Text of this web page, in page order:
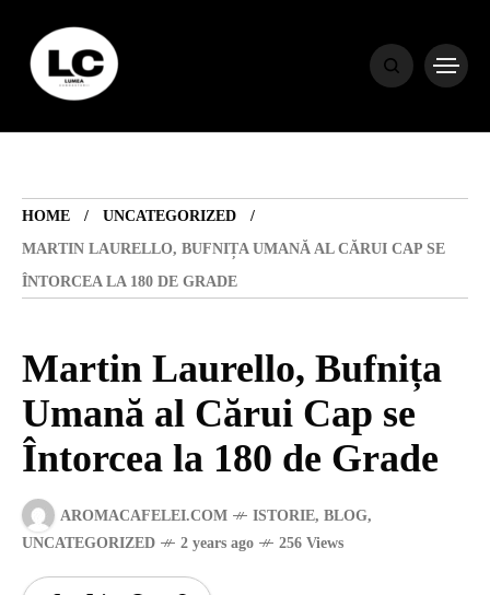
HOME
UNCATEGORIZED
MARTIN LAURELLO, BUFNIȚA UMANĂ AL CĂRUI CAP SE
ÎNTORCEA LA 180 DE GRADE
Martin Laurello, Bufnița
Umană al Cărui Cap se
Întorcea la 180 de Grade
AROMACAFELEI.COM ISTORIE, BLOG,
UNCATEGORIZED
2 years ago 256 Views
HOME
BLOG
HOROSCOP
ENGLISH
CONTENT
TRAVEL
SANATATE